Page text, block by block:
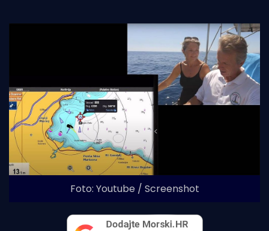
Foto: Youtube / Screenshot